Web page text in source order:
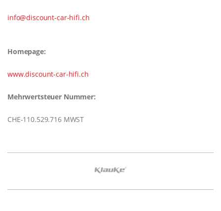
info@discount-car-hifi.ch
Homepage:
www.discount-car-hifi.ch
Mehrwertsteuer Nummer:
CHE-110.529.716 MWST